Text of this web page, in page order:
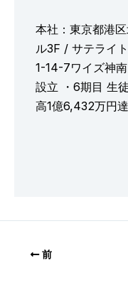
本社：東京都港
ル3F / サテライ
1-14-7ワイズ神
設立 ・6期目 生
高1億6,432万円
前